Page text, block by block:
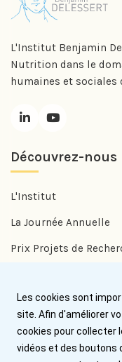
L'Institut Benjamin
Nutrition dans le
humaines et sociales
Découvrez-nous
L'Institut
La Journée Annuelle
Prix Projets de
Prix Jean Trémolières
Aide
Les cookies sont
site. Afin d'améliorer
cookies pour collecter
vidéos et des boutons